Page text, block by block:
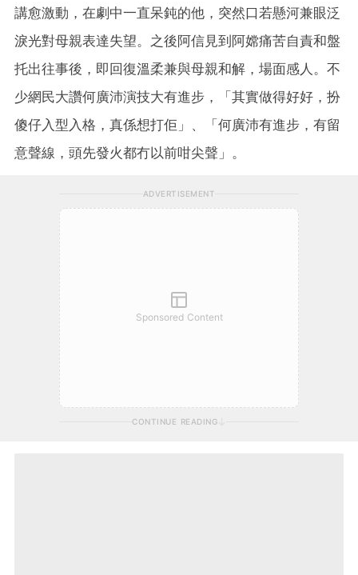
講愈激動，在劇中一直呆鈍的他，突然口若懸河兼眼泛
淚光對母親表達失望。之後阿信見到阿嫦痛苦自責和盤
托出往事後，即回復溫柔兼與母親和解，場面感人。不
少網民大讚何廣沛演技大有進步，「其實做得好好，扮
傻仔入型入格，真係想打佢」、「何廣沛有進步，有留
意聲線，頭先發火都冇以前咁尖聲」。
ADVERTISEMENT
Sponsored Content
CONTINUE READING